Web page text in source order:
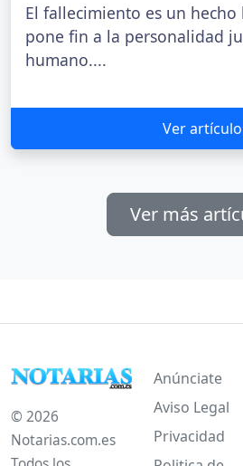
El fallecimiento es un
pone fin a la personalidad
humano....
Ver artículo
Ver más
© 2026
Notarias.com.es
Anúnciate
Aviso Legal
Privacidad